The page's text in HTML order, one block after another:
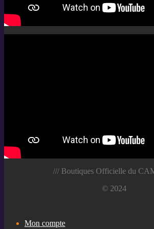
/// Boutiques Officielle du
© 2024
Mon compte